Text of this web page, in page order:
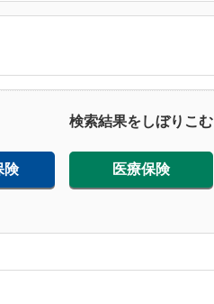
検索結果をしぼりこむ
険 医療保険